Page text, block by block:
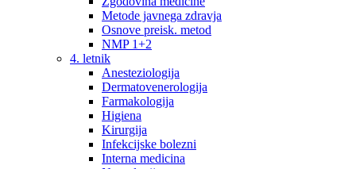
Metode javnega zdravja
Osnove preisk. metod
NMP 1+2
4. letnik
Anesteziologija
Dermatovenerologija
Farmakologija
Higiena
Kirurgija
Infekcijske bolezni
Interna medicina